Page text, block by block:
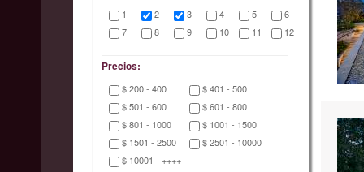
1 2 3 4 5
6
7
8 9 10 11 12
Precios:
$ 200 - 400
$ 401 - 500
$ 501 - 600
$ 601 - 800
$ 801 - 1000
$ 1001 - 1500
$ 1501 - 2500
$ 2501 - 10000
$ 10001 - ++++